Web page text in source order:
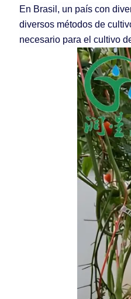
En Brasil, un país con
diversos métodos de
necesario para el cultivo